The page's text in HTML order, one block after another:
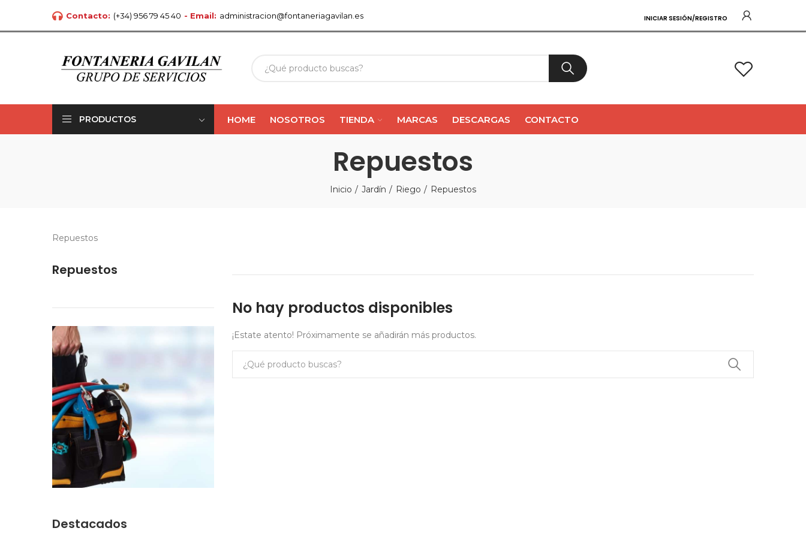
Contacto: (+34) 956 79 45 40 - Email: administracion@fontaneriagavilan.es INICIAR SESIÓN/REGISTRO
PRODUCTOS HOME NOSOTROS TIENDA MARCAS DESCARGAS CONTACTO
Repuestos
Inicio Jardín Riego Repuestos
Repuestos
No hay productos disponibles
¡Estate atento! Próximamente se añadirán más productos.
Repuestos
Destacados